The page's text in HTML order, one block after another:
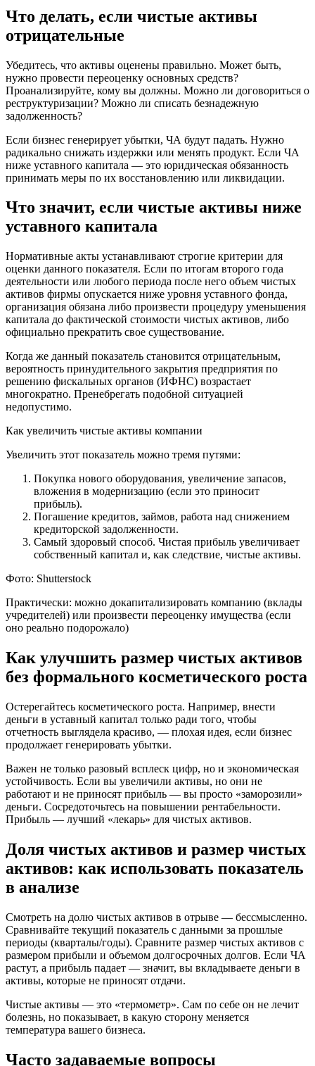
Что делать, если чистые активы
отрицательные
Убедитесь, что активы оценены правильно. Может быть,
нужно провести переоценку основных средств?
Проанализируйте, кому вы должны. Можно ли договориться о
реструктуризации? Можно ли списать безнадежную
задолженность?
Если бизнес генерирует убытки, ЧА будут падать. Нужно
радикально снижать издержки или менять продукт. Если ЧА
ниже уставного капитала — это юридическая обязанность
принимать меры по их восстановлению или ликвидации.
Что значит, если чистые активы ниже
уставного капитала
Нормативные акты устанавливают строгие критерии для
оценки данного показателя. Если по итогам второго года
деятельности или любого периода после него объем чистых
активов фирмы опускается ниже уровня уставного фонда,
организация обязана либо произвести процедуру уменьшения
капитала до фактической стоимости чистых активов, либо
официально прекратить свое существование.
Когда же данный показатель становится отрицательным,
вероятность принудительного закрытия предприятия по
решению фискальных органов (ИФНС) возрастает
многократно. Пренебрегать подобной ситуацией
недопустимо.
Как увеличить чистые активы компании
Увеличить этот показатель можно тремя путями:
Покупка нового оборудования, увеличение запасов,
вложения в модернизацию (если это приносит
прибыль).
Погашение кредитов, займов, работа над снижением
кредиторской задолженности.
Самый здоровый способ. Чистая прибыль увеличивает
собственный капитал и, как следствие, чистые активы.
Фото: Shutterstock
Практически: можно докапитализировать компанию (вклады
учредителей) или произвести переоценку имущества (если
оно реально подорожало)
Как улучшить размер чистых активов
без формального косметического роста
Остерегайтесь косметического роста. Например, внести
деньги в уставный капитал только ради того, чтобы
отчетность выглядела красиво, — плохая идея, если бизнес
продолжает генерировать убытки.
Важен не только разовый всплеск цифр, но и экономическая
устойчивость. Если вы увеличили активы, но они не
работают и не приносят прибыль — вы просто «заморозили»
деньги. Сосредоточьтесь на повышении рентабельности.
Прибыль — лучший «лекарь» для чистых активов.
Доля чистых активов и размер чистых
активов: как использовать показатель
в анализе
Смотреть на долю чистых активов в отрыве — бессмысленно.
Сравнивайте текущий показатель с данными за прошлые
периоды (кварталы/годы). Сравните размер чистых активов с
размером прибыли и объемом долгосрочных долгов. Если ЧА
растут, а прибыль падает — значит, вы вкладываете деньги в
активы, которые не приносят отдачи.
Чистые активы — это «термометр». Сам по себе он не лечит
болезнь, но показывает, в какую сторону меняется
температура вашего бизнеса.
Часто задаваемые вопросы